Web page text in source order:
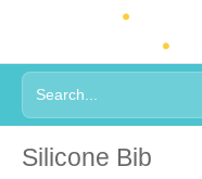
Silicone Bib